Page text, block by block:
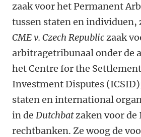
zaak voor het Permanent
tussen staten en individuen,
CME v. Czech Republiczaak
arbitragetribunaal onder de
het Centre for the
Investment Disputes
staten en international
in de Dutchbatzaken voor de
rechtbanken. Ze woog de